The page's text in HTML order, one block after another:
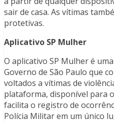
sair de casa. As vítimas
protetivas.
Aplicativo SP Mulher
O aplicativo SP Mulher é
Governo de São Paulo que
voltados a vítimas de
plataforma, disponível para
facilita o registro de
Polícia Militar em um único